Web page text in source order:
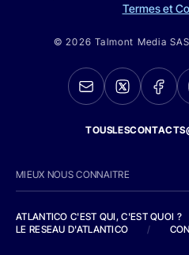
Termes et
© 2026 Talmont Media
MIEUX NOUS CONNAITRE
ATLANTICO C'EST QUI, C'EST QUOI ?
LE RESEAU D'ATLANTICO
/